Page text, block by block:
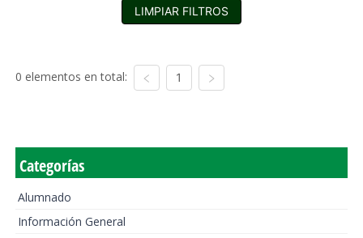
LIMPIAR FILTROS
0 elementos en total: 1
Categorías
Alumnado
Información General